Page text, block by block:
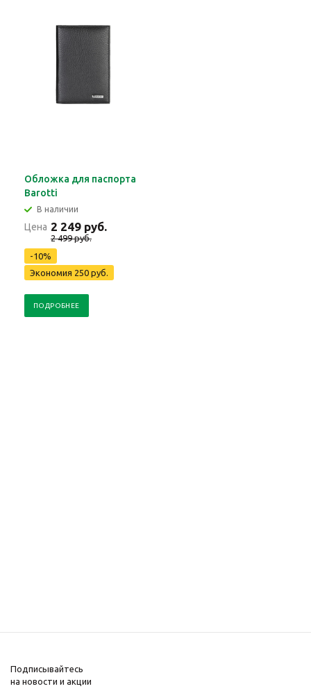
Обложка для паспорта
Barotti
В наличии
Цена 2 249 руб.
2 499 руб.
-10%
Экономия 250 руб.
ПОДРОБНЕЕ
Подписывайтесь
на новости и акции